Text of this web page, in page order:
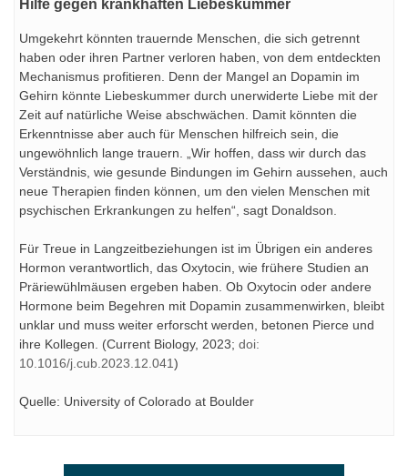
Hilfe gegen krankhaften Liebeskummer
Umgekehrt könnten trauernde Menschen, die sich getrennt
haben oder ihren Partner verloren haben, von dem entdeckten
Mechanismus profitieren. Denn der Mangel an Dopamin im
Gehirn könnte Liebeskummer durch unerwiderte Liebe mit der
Zeit auf natürliche Weise abschwächen. Damit könnten die
Erkenntnisse aber auch für Menschen hilfreich sein, die
ungewöhnlich lange trauern. „Wir hoffen, dass wir durch das
Verständnis, wie gesunde Bindungen im Gehirn aussehen, auch
neue Therapien finden können, um den vielen Menschen mit
psychischen Erkrankungen zu helfen“, sagt Donaldson.
Für Treue in Langzeitbeziehungen ist im Übrigen ein anderes
Hormon verantwortlich, das Oxytocin, wie frühere Studien an
Präriewühlmäusen ergeben haben. Ob Oxytocin oder andere
Hormone beim Begehren mit Dopamin zusammenwirken, bleibt
unklar und muss weiter erforscht werden, betonen Pierce und
ihre Kollegen. (Current Biology, 2023; doi:
10.1016/j.cub.2023.12.041)
Quelle: University of Colorado at Boulder
Beitragsnavigation